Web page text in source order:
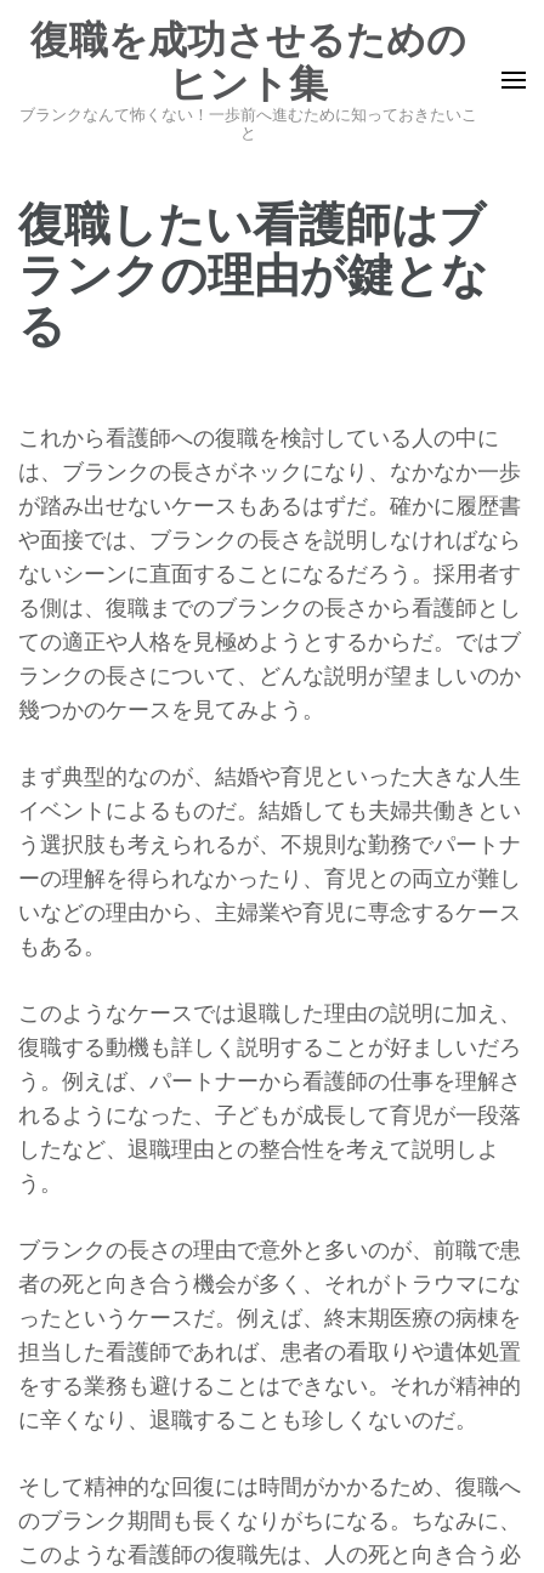
ス
(Enter
す)
復職を成功させるための
ヒント集
ブランクなんて怖くない！一歩前へ進むために知っておきたいこ
と
復職したい看護師はブ
ランクの理由が鍵とな
る
これから看護師への復職を検討している人の中に
は、ブランクの長さがネックになり、なかなか一歩
が踏み出せないケースもあるはずだ。確かに履歴書
や面接では、ブランクの長さを説明しなければなら
ないシーンに直面することになるだろう。採用者す
る側は、復職までのブランクの長さから看護師とし
ての適正や人格を見極めようとするからだ。ではブ
ランクの長さについて、どんな説明が望ましいのか
幾つかのケースを見てみよう。
まず典型的なのが、結婚や育児といった大きな人生
イベントによるものだ。結婚しても夫婦共働きとい
う選択肢も考えられるが、不規則な勤務でパートナ
ーの理解を得られなかったり、育児との両立が難し
いなどの理由から、主婦業や育児に専念するケース
もある。
このようなケースでは退職した理由の説明に加え、
復職する動機も詳しく説明することが好ましいだろ
う。例えば、パートナーから看護師の仕事を理解さ
れるようになった、子どもが成長して育児が一段落
したなど、退職理由との整合性を考えて説明しよ
う。
ブランクの長さの理由で意外と多いのが、前職で患
者の死と向き合う機会が多く、それがトラウマにな
ったというケースだ。例えば、終末期医療の病棟を
担当した看護師であれば、患者の看取りや遺体処置
をする業務も避けることはできない。それが精神的
に辛くなり、退職することも珍しくないのだ。
そして精神的な回復には時間がかかるため、復職へ
のブランク期間も長くなりがちになる。ちなみに、
このような看護師の復職先は、人の死と向き合う必